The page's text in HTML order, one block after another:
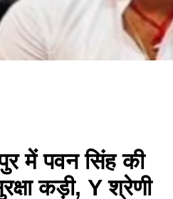
में पवन सिंह की
कड़ी, Y श्रेणी